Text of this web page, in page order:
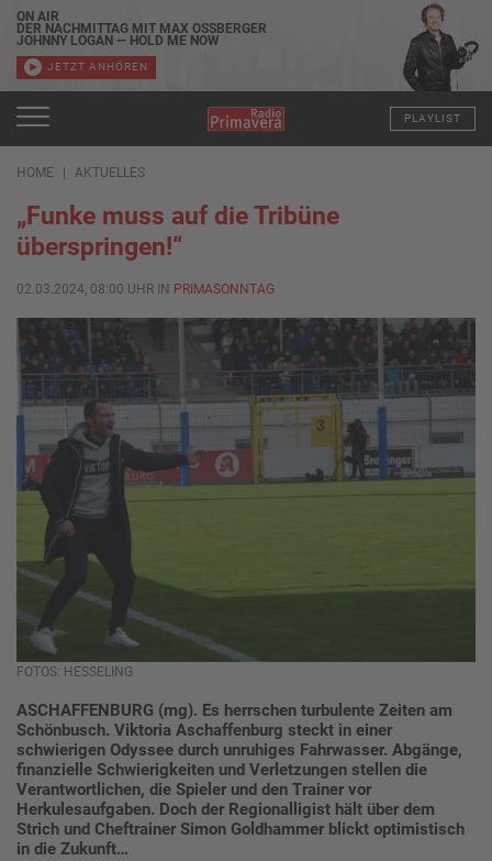
ON AIR
DER NACHMITTAG MIT MAX OSSBERGER
JOHNNY LOGAN — HOLD ME NOW
JETZT ANHÖREN
PLAYLIST
HOME AKTUELLES
„Funke muss auf die Tribüne
überspringen!“
02.03.2024, 08:00 UHR IN PRIMASONNTAG
FOTOS: HESSELING
ASCHAFFENBURG (mg). Es herrschen turbulente Zeiten am
Schönbusch. Viktoria Aschaffenburg steckt in einer
schwierigen Odyssee durch unruhiges Fahrwasser. Abgänge,
finanzielle Schwierigkeiten und Verletzungen stellen die
Verantwortlichen, die Spieler und den Trainer vor
Herkulesaufgaben. Doch der Regionalligist hält über dem
Strich und Cheftrainer Simon Goldhammer blickt optimistisch
in die Zukunft…